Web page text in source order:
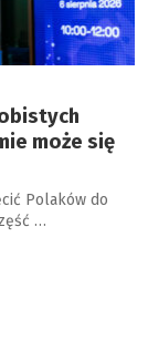
może się
Polaków do
…